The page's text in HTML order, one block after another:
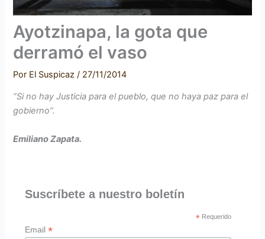
Ayotzinapa, la gota que
derramó el vaso
Por El Suspicaz/ 27/11/2014
“Si no hay Justicia para el pueblo, que no haya paz para el
gobierno”.
Emiliano Zapata.
Suscríbete a nuestro boletín
* Requerido
Email*